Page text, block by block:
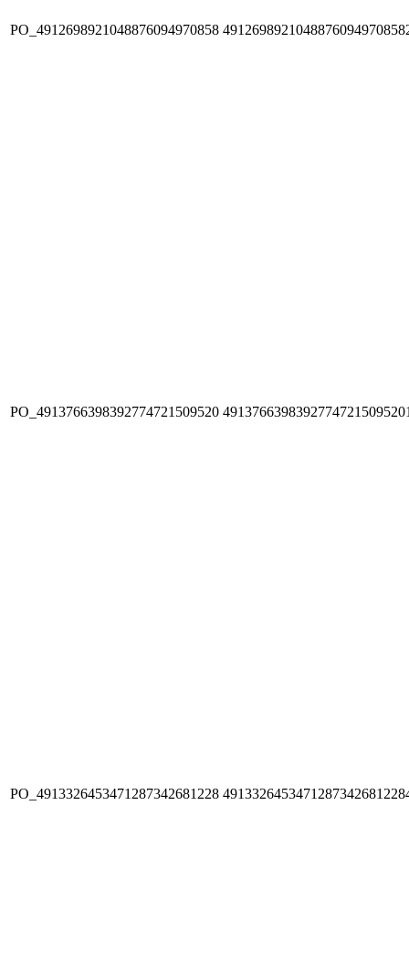
PO_4912698921048876094970858
PO_4913766398392774721509520
PO_4913326453471287342681228